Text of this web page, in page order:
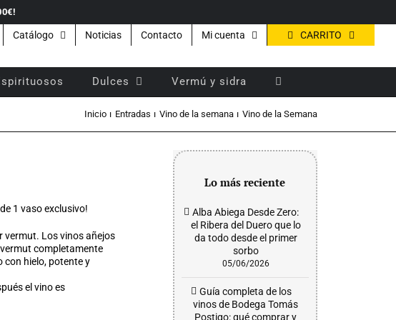
Catálogo Noticias Contacto Mi cuenta CARRITO
Dulces Vermú y sidra
Inicio Entradas Vino de la semana Vino de la Semana
1 vaso exclusivo!
vermut. Losvinosañejos
completamente
con hielo, potente y
elvinoes
Lo más reciente
Alba Abiega Desde Zero:
el Ribera del Duero que lo
da todo desde el primer
sorbo
05/06/2026
Guía completa de los
vinos de Bodega Tomás
Postigo: qué comprar y